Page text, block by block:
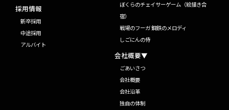
採用情報
新卒採用
中途採用
アルバイト
ぼくらのチェイサーゲーム（絵描き合
宿）
戦場のフーガ 鋼鉄のメロディ
しごにんの侍
会社概要▼
ごあいさつ
会社概要
会社沿革
独自の体制